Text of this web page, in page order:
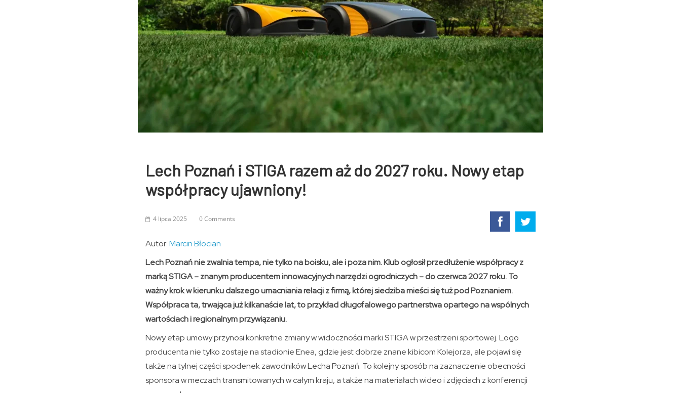
Lech Poznań i STIGA razem aż do 2027 roku. Nowy etap
współpracy ujawniony!
4 lipca 2025 0 Comments
Autor:Marcin Błocian
Lech Poznań nie zwalnia tempa, nie tylko na boisku, ale i poza nim. Klub ogłosił przedłużenie współpracy z
marką STIGA – znanym producentem innowacyjnych narzędzi ogrodniczych – do czerwca 2027 roku. To
ważny krok w kierunku dalszego umacniania relacji z firmą, której siedziba mieści się tuż pod Poznaniem.
Współpraca ta, trwająca już kilkanaście lat, to przykład długofalowego partnerstwa opartego na wspólnych
wartościach i regionalnym przywiązaniu.
Nowy etap umowy przynosi konkretne zmiany w widoczności marki STIGA w przestrzeni sportowej. Logo
producenta nie tylko zostaje na stadionie Enea, gdzie jest dobrze znane kibicom Kolejorza, ale pojawi się
także na tylnej części spodenek zawodników Lecha Poznań. To kolejny sposób na zaznaczenie obecności
sponsora w meczach transmitowanych w całym kraju, a także na materiałach wideo i zdjęciach z konferencji